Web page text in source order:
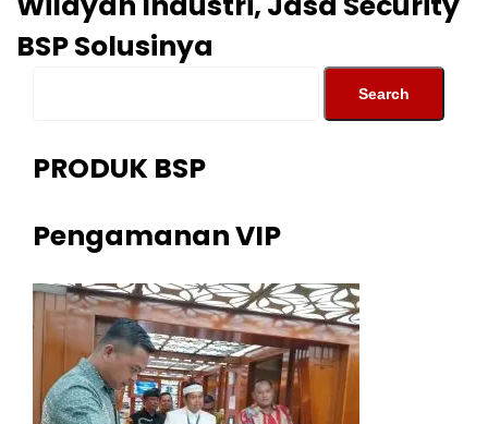
BSP Solusinya
PRODUK BSP
Pengamanan VIP